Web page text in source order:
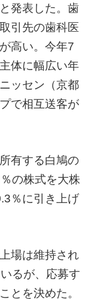
発表した。歯
引先の歯科医
高い。今年7
体に幅広い年
ッセン（京都
で相互送客が
有する白鳩の
の株式を大株
％に引き上げ
場は維持され
るが、応募す
とを決めた。